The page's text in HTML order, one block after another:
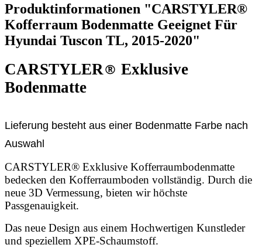
Produktinformationen "CARSTYLER®
Kofferraum Bodenmatte Geeignet Für
Hyundai Tuscon TL, 2015-2020"
CARSTYLER® Exklusive
Bodenmatte
Lieferung besteht aus einer Bodenmatte Farbe nach
Auswahl
CARSTYLER® Exklusive Kofferraumbodenmatte
bedecken den Kofferraumboden vollständig. Durch die
neue 3D Vermessung, bieten wir höchste
Passgenauigkeit.
Das neue Design aus einem Hochwertigen Kunstleder
und speziellem XPE-Schaumstoff.